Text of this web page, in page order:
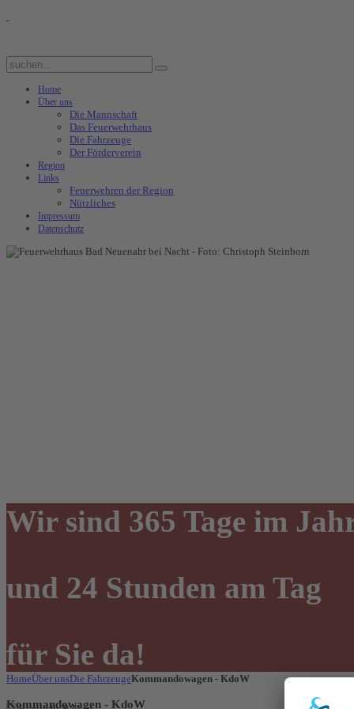
Home
Über uns
Die Mannschaft
Das Feuerwehrhaus
Die Fahrzeuge
Der Förderverein
Region
Links
Feuerwehren der Region
Nützliches
Impressum
Datenschutz
Wir sind 365 Tage im
und 24 Stunden am Tag
für Sie da!
HomeÜber unsDie FahrzeugeKommandowagen - KdoW
Kommandowagen - KdoW